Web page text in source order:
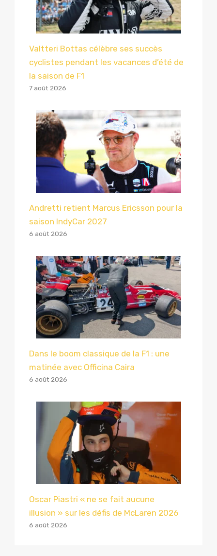
Valtteri Bottas célèbre ses succès
cyclistes pendant les vacances d’été de
la saison de F1
7 août 2026
Andretti retient Marcus Ericsson pour la
saison IndyCar 2027
6 août 2026
Dans le boom classique de la F1 : une
matinée avec Officina Caira
6 août 2026
Oscar Piastri « ne se fait aucune
illusion » sur les défis de McLaren 2026
6 août 2026